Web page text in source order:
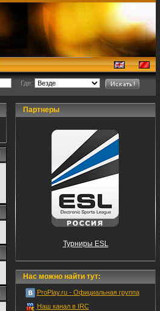
Где:
Партнеры
Турниры ESL
Нас можно найти тут:
ProPlay.ru - Официальная группа
Наш канал в IRC